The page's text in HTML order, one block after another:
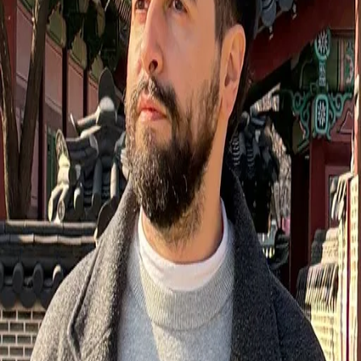
Abrir no Google Maps
Por que visitar?
Se você quer fugir do óbvio em Orlando, precisa conhecer o Prato, em
Winter Park. A culinária italiana é excepcional, com massas artesanais
e um ambiente muito acolhedor. É a escolha perfeita para quem
valoriza uma boa mesa e quer descobrir o lado mais autêntico e
charmoso da cidade.
O que pedir
Dica
Bruno Peccerini
“Sentar no balcão e pedir o vinho da casa! ”